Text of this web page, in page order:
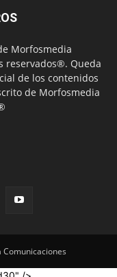
Morfosmedia
reservados®. Queda
de los contenidos
de Morfosmedia